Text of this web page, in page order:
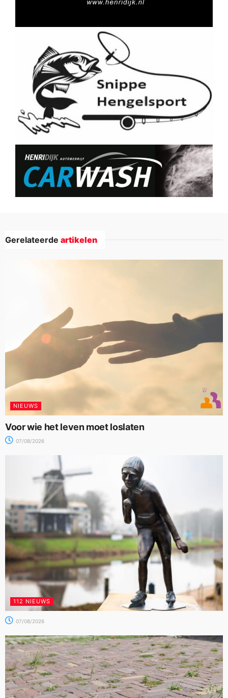
Gerelateerde artikelen
NIEUWS
Voor wie het leven moet loslaten
07/08/2026
112 NIEUWS
07/08/2026